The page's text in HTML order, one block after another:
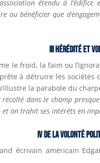
étendu à
ou bénéficier que
Hérédité et
le froid, la faim ou
à détruire les
la parabole du
dans le champ
on trahit ses intérêts en
IV De la volonté
écrivain américain